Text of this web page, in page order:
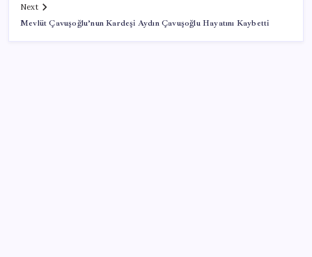
Next
Mevlüt Çavuşoğlu’nun Kardeşi Aydın Çavuşoğlu Hayatını Kaybetti